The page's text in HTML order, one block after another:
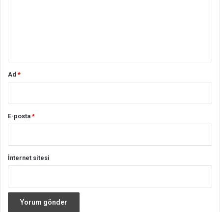
Ad*
E-posta*
İnternet sitesi